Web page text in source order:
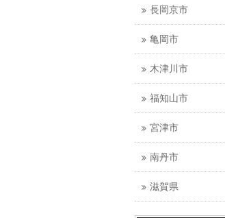
長岡京市
亀岡市
木津川市
福知山市
宮津市
南丹市
滋賀県